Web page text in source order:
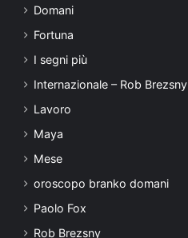
Domani
Fortuna
I segni più
Internazionale – Rob Brezsny
Lavoro
Maya
Mese
oroscopo branko domani
Paolo Fox
Rob Brezsny